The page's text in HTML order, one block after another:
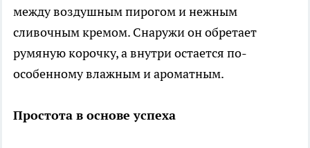
между воздушным пирогом и нежным
сливочным кремом. Снаружи он обретает
румяную корочку, а внутри остается по-
особенному влажным и ароматным.
Простота в основе успеха